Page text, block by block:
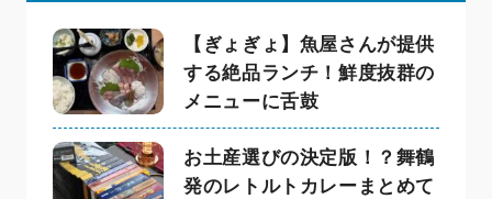
【ぎょぎょ】魚屋さんが提供
する絶品ランチ！鮮度抜群の
メニューに舌鼓
お土産選びの決定版！？舞鶴
発のレトルトカレーまとめて